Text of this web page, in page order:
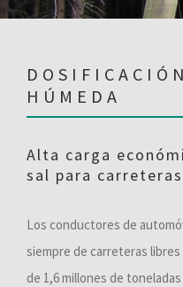
HÚMEDA
Alta carga
sal para carreteras
Los conductores de
siempre de carreteras libres
de 1,6 millones de